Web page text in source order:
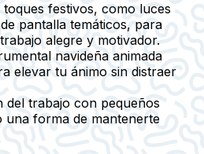
festivos, como luces
pantalla temáticos, para
alegre y motivador.
navideña animada
elevar tu ánimo sin distraer
del trabajo con pequeños
una forma de mantenerte